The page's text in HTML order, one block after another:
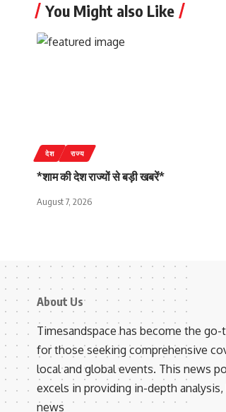
You Might also Like
देश राज्य
*शाम की देश राज्यों से बड़ी खबरें*
August 7, 2026
About Us
Timesandspace has become the go-
for those seeking comprehensive
local and global events. This news
excels in providing in-depth analysis,
news